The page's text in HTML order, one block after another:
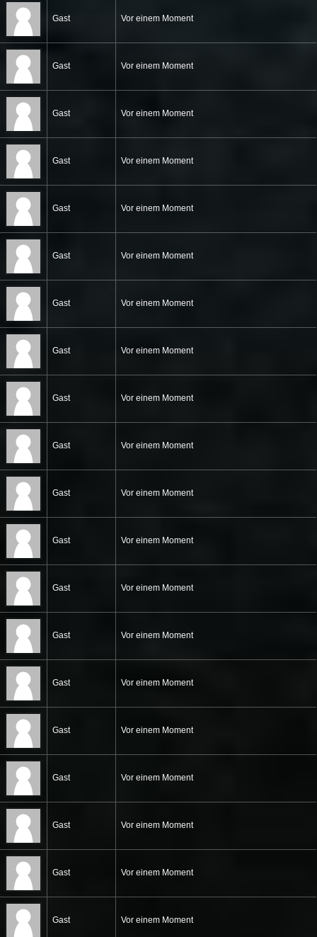
Gast Vor einem Moment
Gast Vor einem Moment
Gast Vor einem Moment
Gast Vor einem Moment
Gast Vor einem Moment
Gast Vor einem Moment
Gast Vor einem Moment
Gast Vor einem Moment
Gast Vor einem Moment
Gast Vor einem Moment
Gast Vor einem Moment
Gast Vor einem Moment
Gast Vor einem Moment
Gast Vor einem Moment
Gast Vor einem Moment
Gast Vor einem Moment
Gast Vor einem Moment
Gast Vor einem Moment
Gast Vor einem Moment
Gast Vor einem Moment